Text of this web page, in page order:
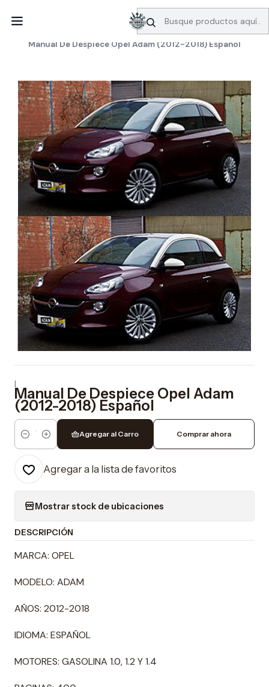
SERVICIO DE BÚSQUEDA DE INFORMACIÓN AUTOMOTRIZ
Manuales de despiece Opel
Manual De Despiece Opel Adam (2012-2018) Español
|
Manual De Despiece Opel Adam
(2012-2018) Español
Cantidad
Agregar al Carro Comprar ahora
Agregar a la lista de favoritos
Mostrar stock de ubicaciones
DESCRIPCIÓN
MARCA: OPEL
MODELO: ADAM
AÑOS: 2012-2018
IDIOMA: ESPAÑOL
MOTORES: GASOLINA 1.0, 1.2 Y 1.4